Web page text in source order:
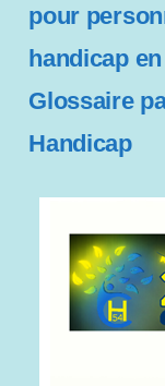
pour
handicap
Glossaire
Handicap